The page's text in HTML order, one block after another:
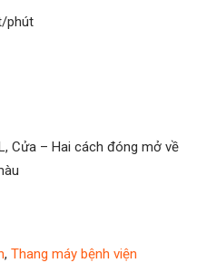
phút
Cửa – Hai cách đóng mở về
, Thang máy bệnh viện